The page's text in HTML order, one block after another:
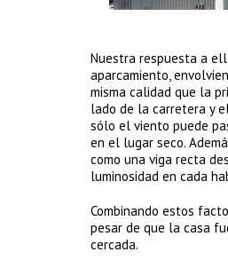
Nuestra respuesta a
aparcamiento,
misma calidad que la
lado de la carretera y
sólo el viento puede
en el lugar seco.
como una viga recta
luminosidad en cada
Combinando estos
pesar de que la casa
cercada.